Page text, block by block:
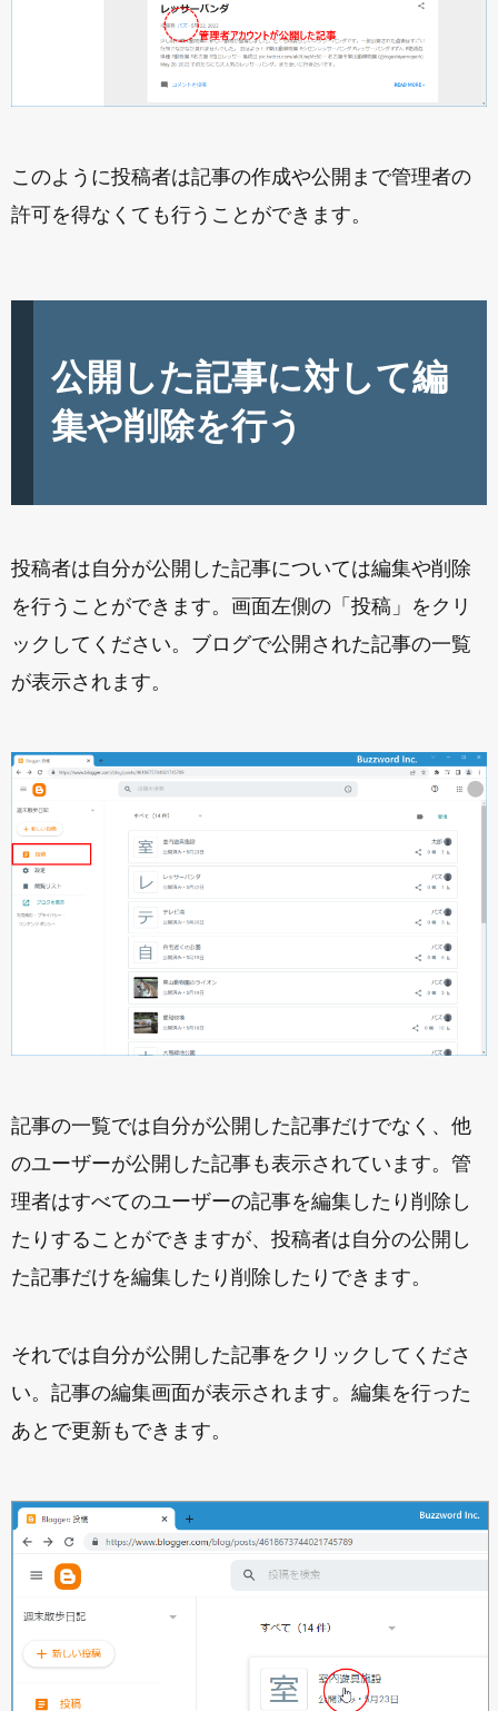
このように投稿者は記事の作成や公開まで管理者の
許可を得なくても行うことができます。
公開した記事に対して編
集や削除を行う
投稿者は自分が公開した記事については編集や削除
を行うことができます。画面左側の「投稿」をクリ
ックしてください。ブログで公開された記事の一覧
が表示されます。
記事の一覧では自分が公開した記事だけでなく、他
のユーザーが公開した記事も表示されています。管
理者はすべてのユーザーの記事を編集したり削除し
たりすることができますが、投稿者は自分の公開し
た記事だけを編集したり削除したりできます。
それでは自分が公開した記事をクリックしてくださ
い。記事の編集画面が表示されます。編集を行った
あとで更新もできます。